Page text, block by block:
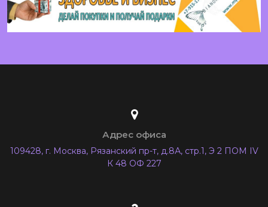
Адрес офиса
109428, г. Москва, Рязанский пр-т, д.8А, стр.1, Э 2 ПОМ IV
К 48 ОФ 227